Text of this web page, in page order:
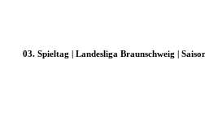
03. Spieltag | Landesliga Braunschweig |